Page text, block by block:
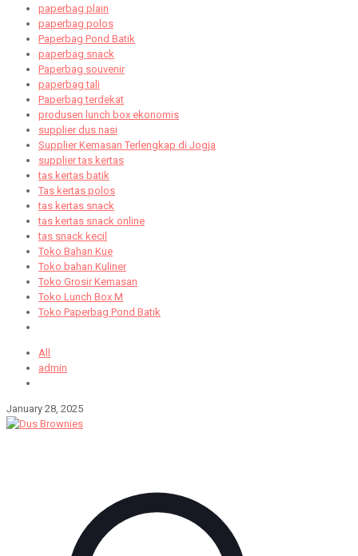
paperbag plain
paperbag polos
Paperbag Pond Batik
paperbag snack
Paperbag souvenir
paperbag tali
Paperbag terdekat
produsen lunch box ekonomis
supplier dus nasi
Supplier Kemasan Terlengkap di Jogja
supplier tas kertas
tas kertas batik
Tas kertas polos
tas kertas snack
tas kertas snack online
tas snack kecil
Toko Bahan Kue
Toko bahan Kuliner
Toko Grosir Kemasan
Toko Lunch Box M
Toko Paperbag Pond Batik
All
admin
January 28, 2025